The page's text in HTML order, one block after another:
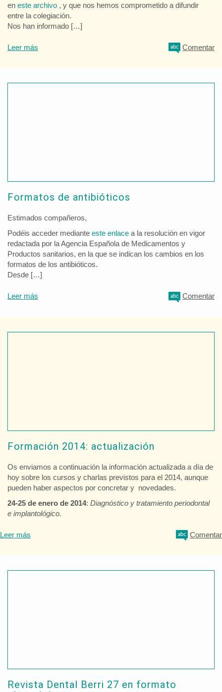
en este archivo , y que nos hemos comprometido a difundir
entre la colegiación.
Nos han informado […]
Leer más Comentar
Formatos de antibióticos
Estimados compañeros,
Podéis acceder mediante este enlace a la resolución en vigor
redactada por la Agencia Española de Medicamentos y
Productos sanitarios, en la que se indican los cambios en los
formatos de los antibióticos.
Desde […]
Leer más Comentar
Formación 2014: actualización
Os enviamos a continuación la información actualizada a día de
hoy sobre los cursos y charlas previstos para el 2014, aunque
pueden haber aspectos por concretar y novedades.
24-25 de enero de 2014: Diagnóstico y tratamiento periodontal
e implantológico.
Leer más Comentar
Revista Dental Berri 27 en formato